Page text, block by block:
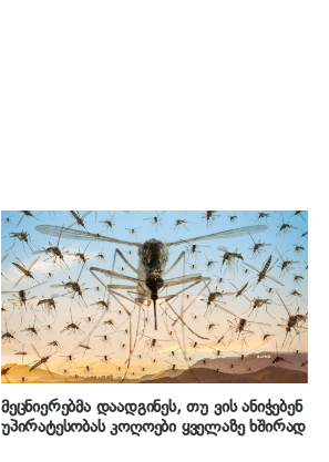
მეცნიერებმა დაადგინეს, თუ ვის ანიჭებენ
უპირატესობას კოღოები ყველაზე ხშირად